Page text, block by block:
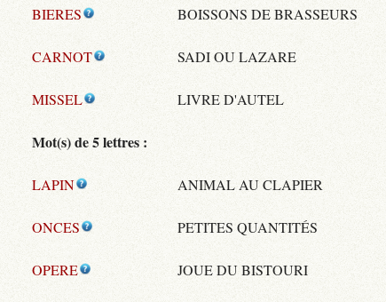
BIERES BOISSONS DE BRASSEURS
CARNOT SADI OU LAZARE
MISSEL LIVRE D'AUTEL
Mot(s) de 5 lettres :
LAPIN ANIMAL AU CLAPIER
ONCES PETITES QUANTITÉS
OPERE JOUE DU BISTOURI